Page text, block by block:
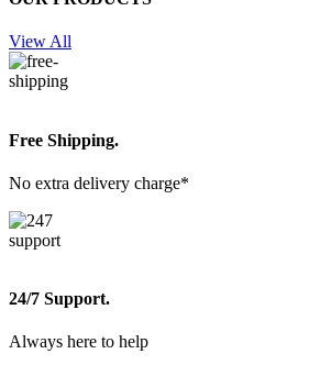
View All
Free Shipping.
No extra delivery charge*
24/7 Support.
Always here to help